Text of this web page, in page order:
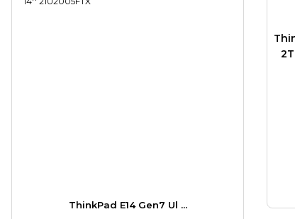
ThinkPad E14 Gen7 Ul ...